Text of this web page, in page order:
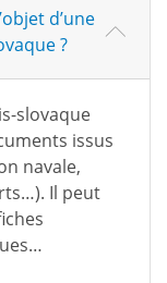
d’une
?
slovaque
issus
navale,
Il peut